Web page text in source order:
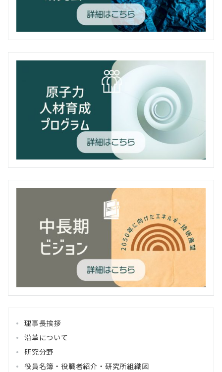
理事長挨拶
沿革について
研究分野
役員名簿・役職者紹介・研究所組織図